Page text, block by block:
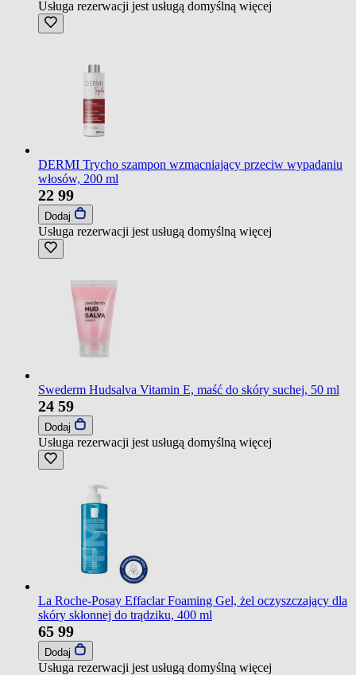
Usługa rezerwacji jest usługą domyślną więcej
DERMI Trycho szampon wzmacniający przeciw wypadaniu
włosów, 200 ml
22 99
Dodaj
Usługa rezerwacji jest usługą domyślną więcej
Swederm Hudsalva Vitamin E, maść do skóry suchej, 50 ml
24 59
Dodaj
Usługa rezerwacji jest usługą domyślną więcej
La Roche-Posay Effaclar Foaming Gel, żel oczyszczający dla
skóry skłonnej do trądziku, 400 ml
65 99
Dodaj
Usługa rezerwacji jest usługą domyślną więcej